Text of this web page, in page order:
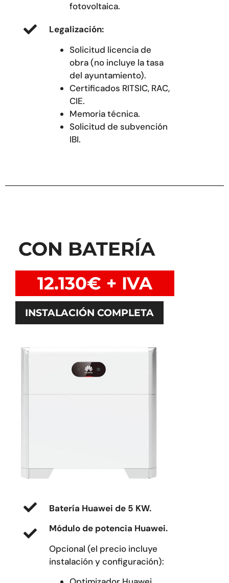
fotovoltaica.
Legalización:
Solicitud licencia de
obra (no incluye la tasa
del ayuntamiento).
Certificados RITSIC, RAC,
CIE.
Memoria técnica.
Solicitud de subvención
IBI.
CON BATERÍA
12.130€ + IVA
INSTALACIÓN COMPLETA
Batería Huawei de 5 KW.
Módulo de potencia Huawei.
Opcional (el precio incluye
instalación y configuración):